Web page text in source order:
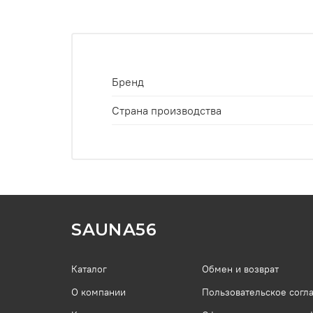
Бренд
Страна производства
SAUNA56
Каталог
О компании
Обмен и возврат
Пользовательское